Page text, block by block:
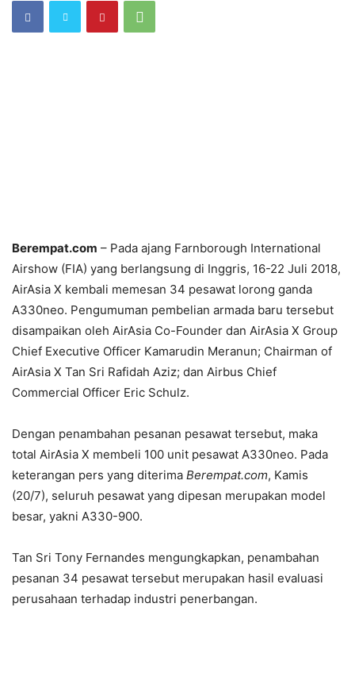
Berempat.com – Pada ajang Farnborough International
Airshow (FIA) yang berlangsung di Inggris, 16-22 Juli 2018,
AirAsia X kembali memesan 34 pesawat lorong ganda
A330neo. Pengumuman pembelian armada baru tersebut
disampaikan oleh AirAsia Co-Founder dan AirAsia X Group
Chief Executive Officer Kamarudin Meranun; Chairman of
AirAsia X Tan Sri Rafidah Aziz; dan Airbus Chief
Commercial Officer Eric Schulz.
Dengan penambahan pesanan pesawat tersebut, maka
total AirAsia X membeli 100 unit pesawat A330neo. Pada
keterangan pers yang diterima Berempat.com, Kamis
(20/7), seluruh pesawat yang dipesan merupakan model
besar, yakni A330-900.
Tan Sri Tony Fernandes mengungkapkan, penambahan
pesanan 34 pesawat tersebut merupakan hasil evaluasi
perusahaan terhadap industri penerbangan.